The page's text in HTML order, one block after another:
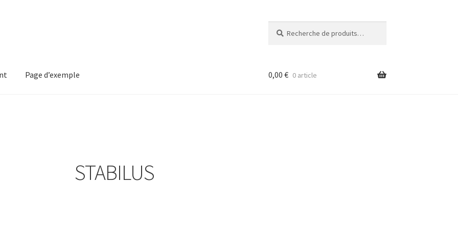
pour :
Page d’exemple 0,00 € 0 article
STABILUS